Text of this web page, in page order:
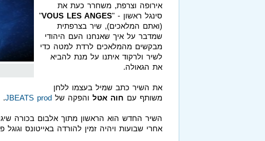
אירופה וצרפת, משחרר כעת את
סינגל ראשון - "VOUS LES ANGES
"
(ואתם המלאכים), שיר בצרפתית
שמדבר על איך שאנחנו העם היהודי
מבקשים מהמלאכים לרדת למטה כדי
לשיר ולרקוד איתנו על מנת להביא
את הגאולה.
את השיר כתב שמיל בעצמו ללחן
משותף עם חוה אטל והפקה של JBEATS prod
.
השיר החדש הוא הראשון מתוך אלבום בכורה
אחרי שבועות ויהיה זמין להורדה באייטונס וגוגל